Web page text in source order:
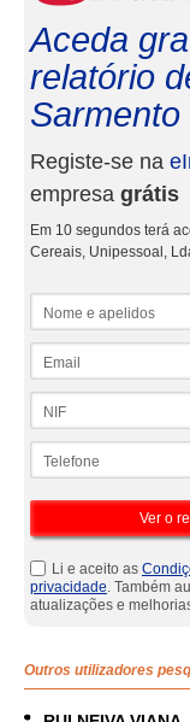
Aceda
relatório
Sarmento
Registe-se na
empresa grátis
Em 10 segundos terá
Cereais, Unipessoal,
Li e aceito as
privacidade. Também
atualizações e
Outros utilizadores